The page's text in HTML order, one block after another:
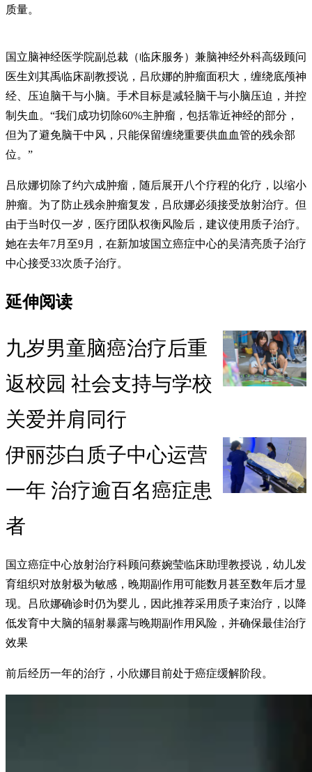
质量。
国立脑神经医学院副总裁（临床服务）兼脑神经外科高级顾问
医生刘其禹临床副教授说，吕欣娜的肿瘤面积大，缠绕底颅神
经、压迫脑干与小脑。手术目标是减轻脑干与小脑压迫，并控
制失血。“我们成功切除60%主肿瘤，包括靠近神经的部分，
但为了避免脑干中风，只能保留缠绕重要供血血管的残余部
位。”
吕欣娜切除了约六成肿瘤，随后展开八个疗程的化疗，以缩小
肿瘤。为了防止残余肿瘤复发，吕欣娜必须接受放射治疗。但
由于当时仅一岁，医疗团队权衡风险后，建议使用质子治疗。
她在去年7月至9月，在新加坡国立癌症中心的吴清亮质子治疗
中心接受33次质子治疗。
延伸阅读
九岁男童脑癌治疗后重
返校园 社会支持与学校
关爱并肩同行
伊丽莎白质子中心运营
一年 治疗逾百名癌症患
者
国立癌症中心放射治疗科顾问蔡婉莹临床助理教授说，幼儿发
育组织对放射极为敏感，晚期副作用可能数月甚至数年后才显
现。吕欣娜确诊时仍为婴儿，因此推荐采用质子束治疗，以降
低发育中大脑的辐射暴露与晚期副作用风险，并确保最佳治疗
效果
前后经历一年的治疗，小欣娜目前处于癌症缓解阶段。